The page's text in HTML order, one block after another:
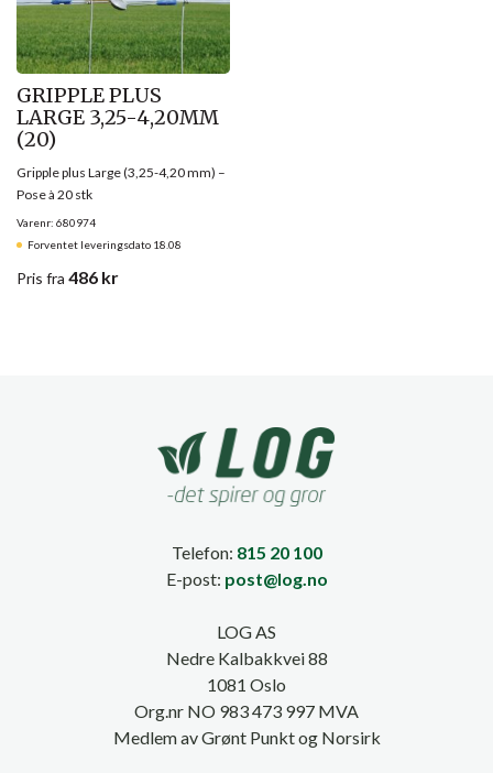
GRIPPLE PLUS
LARGE 3,25-4,20MM
(20)
Varenr: 680974
Forventet leveringsdato 18.08
Gripple plus Large (3,25-4,20 mm) –
Pose à 20 stk
Pris fra 486 kr
Telefon: 815 20 100
E-post: post@log.no
LOG AS
Nedre Kalbakkvei 88
1081 Oslo
Org.nr NO 983 473 997 MVA
Medlem av Grønt Punkt og Norsirk